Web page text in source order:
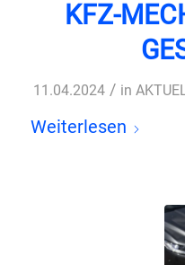
KFZ-
11.04.2024 / in
Weiterlesen